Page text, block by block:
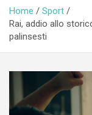
Home
Sport
Rai, addio allo
palinsesti